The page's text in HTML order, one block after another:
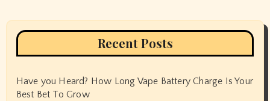
Recent Posts
Have you Heard? How Long Vape Battery Charge Is Your
Best Bet To Grow